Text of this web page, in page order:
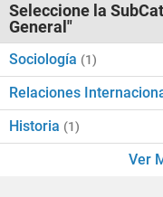
Seleccione la
General"
Sociología (1)
Relaciones
Historia (1)
Ver